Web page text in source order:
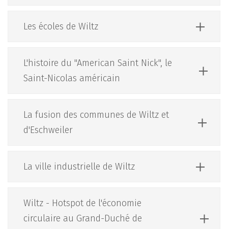
Les écoles de Wiltz
L'histoire du "American Saint Nick", le
Saint-Nicolas américain
La fusion des communes de Wiltz et
d'Eschweiler
La ville industrielle de Wiltz
Wiltz - Hotspot de l'économie
circulaire au Grand-Duché de